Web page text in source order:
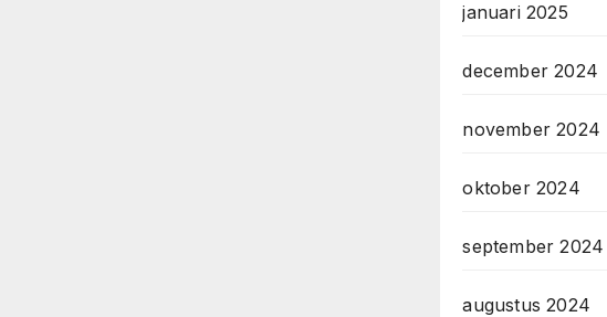
januari 2025
december 2024
november 2024
oktober 2024
september 2024
augustus 2024